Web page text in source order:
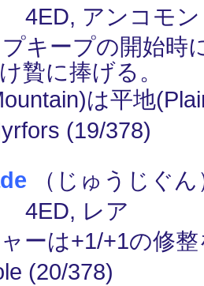
4ED, アンコモン
キープの開始時
贄に捧げる。
は平地
(19/378)
（じゅうじぐ
4ED, レア
ーは+1/+1の修
(20/378)